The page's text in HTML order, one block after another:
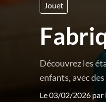
Jouet
Découvrez les
enfants, avec
Le 03/02/2026 par